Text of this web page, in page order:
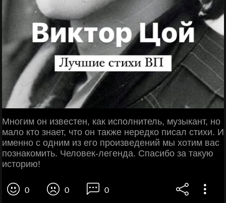
Многим он известен, как исполнитель, музыкант, но
мало кто знает, что он также нередко писал стихи. И
именно с одним из его произведений мы хотим вас
познакомить. Человек-легенда. Спасибо за такую
историю!
0 0 0